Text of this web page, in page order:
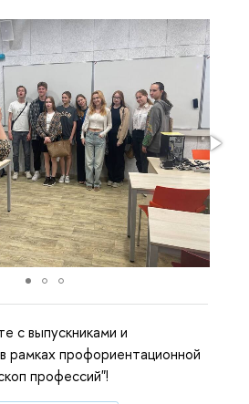
с выпускниками и
профориентационной
профессий"!